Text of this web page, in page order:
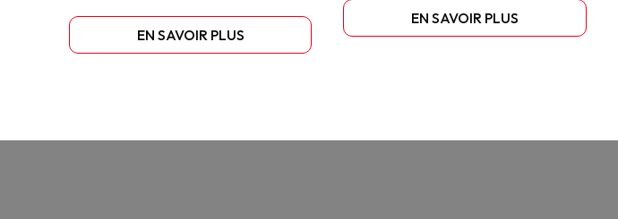
EN SAVOIR PLUS
EN SAVOIR PLUS